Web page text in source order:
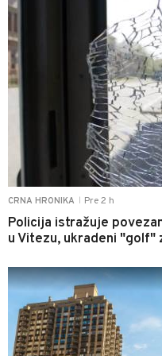
CRNA HRONIKA Pre 2 h
Policija istražuje
u Vitezu, ukradeni "golf"